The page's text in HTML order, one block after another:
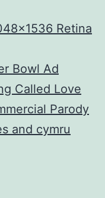
Retina
Bowl Ad
Called Love
Parody
and cymru